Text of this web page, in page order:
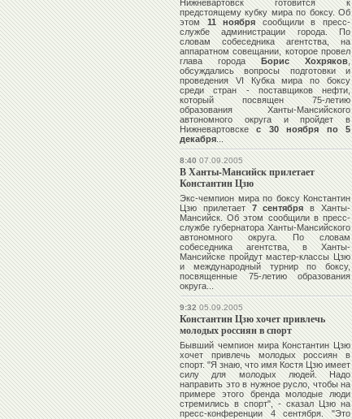
Нижневартовск готовится к
предстоящему кубку мира по боксу. Об
этом11 ноябрясообщили в пресс-
службе администрации города. По
словам собеседника агентства, на
аппаратном совещании, которое провел
глава городаБорис Хохряков,
обсуждались вопросы подготовки и
проведения VI Кубка мира по боксу
среди стран - поставщиков нефти,
который посвящен 75-летию
образования Ханты-Мансийского
автономного округа и пройдет в
Нижневартовскес 30 ноября по 5
декабря...
8:4007.09.2005
В Ханты-Мансийск прилетает
Константин Цзю
Экс-чемпион мира по боксуКонстантин
Цзюприлетает7 сентябряв Ханты-
Мансийск. Об этом сообщили в пресс-
службе губернатора Ханты-Мансийского
автономного округа. По словам
собеседника агентства, в Ханты-
Мансийске пройдут мастер-классы Цзю
и международный турнир по боксу,
посвященные 75-летию образования
округа...
9:3205.09.2005
Константин Цзю хочет привлечь
молодых россиян в спорт
Бывший чемпион мираКонстантин Цзю
хочет привлечь молодых россиян в
спорт. "Я знаю, что имя Костя Цзю имеет
силу для молодых людей. Надо
направить это в нужное русло, чтобы на
примере этого бренда молодые люди
стремились в спорт", - сказал Цзю на
пресс-конференции 4 сентября. "Это